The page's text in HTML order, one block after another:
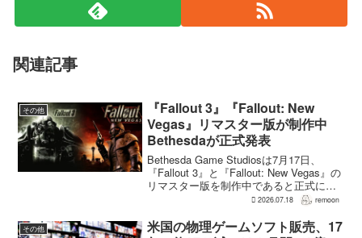
関連記事
その他
『Fallout 3』『Fallout: New
Vegas』リマスター版が制作中
Bethesdaが正式発表
Bethesda Game Studiosは7月17日、
『Fallout 3』と『Fallout: New Vegas』の
リマスター版を制作中であると正式に発
表した。同社は今後のプロジェクトを紹
が過去の『...
2026.07.18 remoon
その他
米国の物理ゲームソフト販売、17